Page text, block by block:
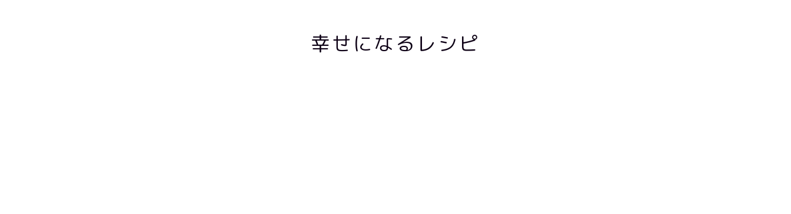
幸せになるレシピ